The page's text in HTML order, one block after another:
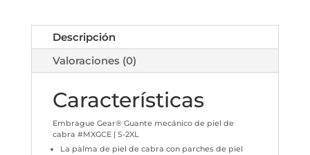
Descripción
Valoraciones (0)
Características
Embrague Gear® Guante mecánico de piel de
cabra #MXGCE | S-2XL
La palma de piel de cabra con parches de piel